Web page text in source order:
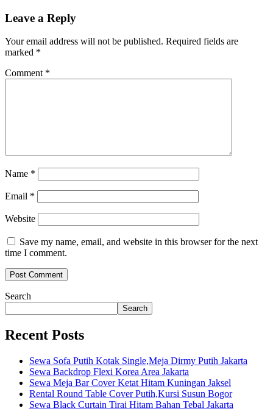
Leave a Reply
Your email address will not be published. Required fields are
marked *
Comment *
Name *
Email *
Website
Save my name, email, and website in this browser for the next
time I comment.
Search
Search
Recent Posts
Sewa Sofa Putih Kotak Single,Meja Dirmy Putih Jakarta
Sewa Backdrop Flexi Korea Area Jakarta
Sewa Meja Bar Cover Ketat Hitam Kuningan Jaksel
Rental Round Table Cover Putih,Kursi Susun Bogor
Sewa Black Curtain Tirai Hitam Bahan Tebal Jakarta